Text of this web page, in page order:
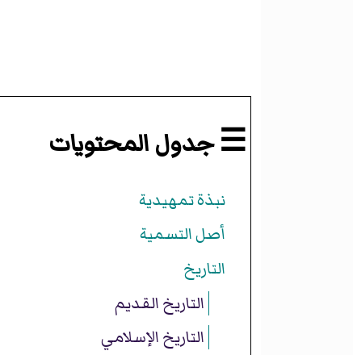
☰ جدول المحتويات
نبذة تمهيدية
أصل التسمية
التاريخ
التاريخ القديم
التاريخ الإسلامي